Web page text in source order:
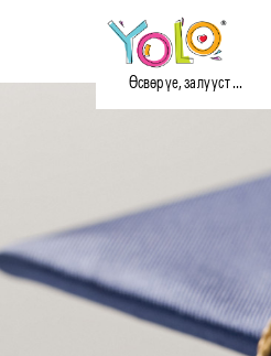
Өсвөр үе, залууст ...